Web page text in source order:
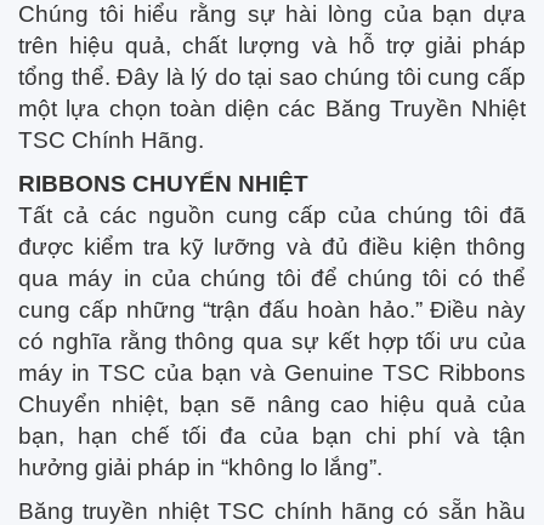
Chúng tôi hiểu rằng sự hài lòng của bạn dựa
trên hiệu quả, chất lượng và hỗ trợ giải pháp
tổng thể. Đây là lý do tại sao chúng tôi cung cấp
một lựa chọn toàn diện các Băng Truyền Nhiệt
TSC Chính Hãng.
RIBBONS CHUYỂN NHIỆT
Tất cả các nguồn cung cấp của chúng tôi đã
được kiểm tra kỹ lưỡng và đủ điều kiện thông
qua máy in của chúng tôi để chúng tôi có thể
cung cấp những “trận đấu hoàn hảo.” Điều này
có nghĩa rằng thông qua sự kết hợp tối ưu của
máy in TSC của bạn và Genuine TSC Ribbons
Chuyển nhiệt, bạn sẽ nâng cao hiệu quả của
bạn, hạn chế tối đa của bạn chi phí và tận
hưởng giải pháp in “không lo lắng”.
Băng truyền nhiệt TSC chính hãng có sẵn hầu